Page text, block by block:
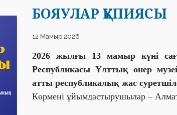
БОЯУЛАР ҚҰПИЯСЫ
12 Мамыр 2026
2026 жылғы 13 мамыр күні
Республикасы Ұлттық өнер
атты республикалық жас
Көрмені ұйымдастырушылар –